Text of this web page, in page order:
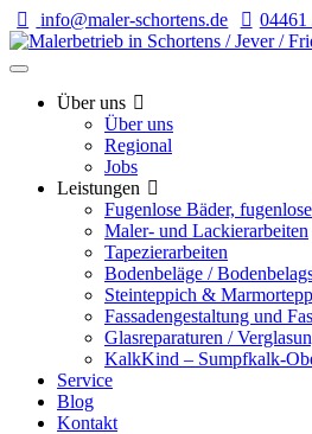
info@maler-schortens.de 04461
Über uns
Über uns
Regional
Jobs
Leistungen
Fugenlose Bäder,
Maler- und Lackierarbeiten
Tapezierarbeiten
Bodenbeläge /
Steinteppich &
Fassadengestaltung und
Glasreparaturen /
KalkKind – Sumpfkalk-
Service
Blog
Kontakt